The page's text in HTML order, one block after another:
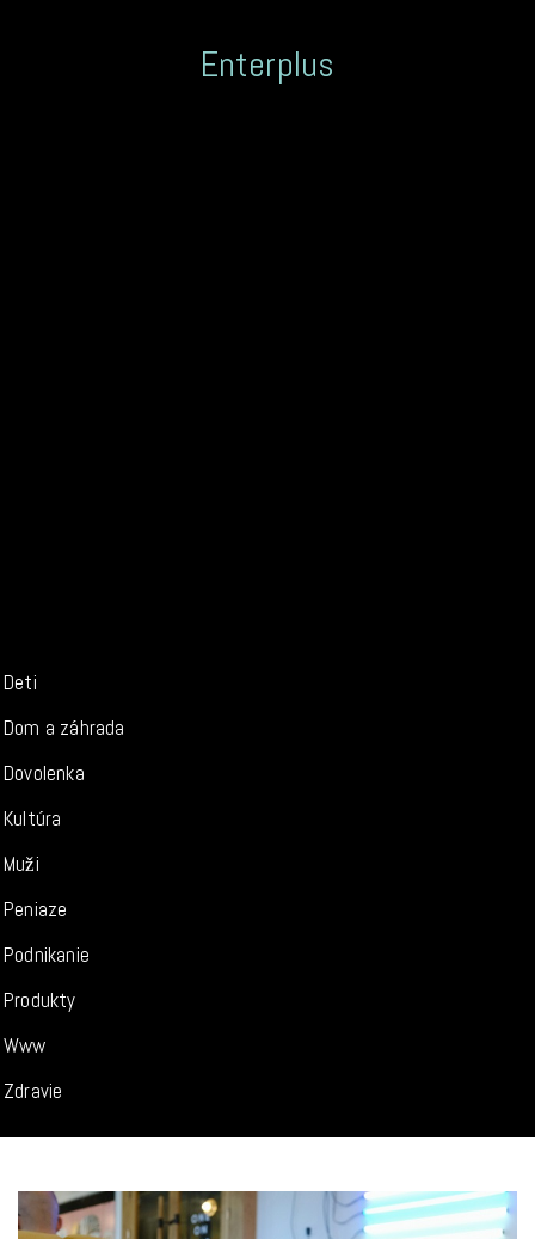
Enterplus
Deti
Dom a záhrada
Dovolenka
Kultúra
Muži
Peniaze
Podnikanie
Produkty
Www
Zdravie